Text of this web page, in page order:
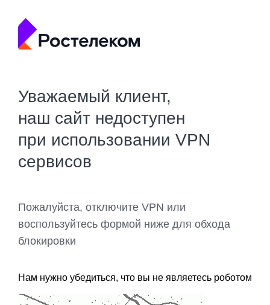
Уважаемый клиент,
наш сайт недоступен
при использовании VPN
сервисов
Пожалуйста, отключите VPN или
воспользуйтесь формой ниже для обхода
блокировки
Нам нужно убедиться, что вы не являетесь роботом